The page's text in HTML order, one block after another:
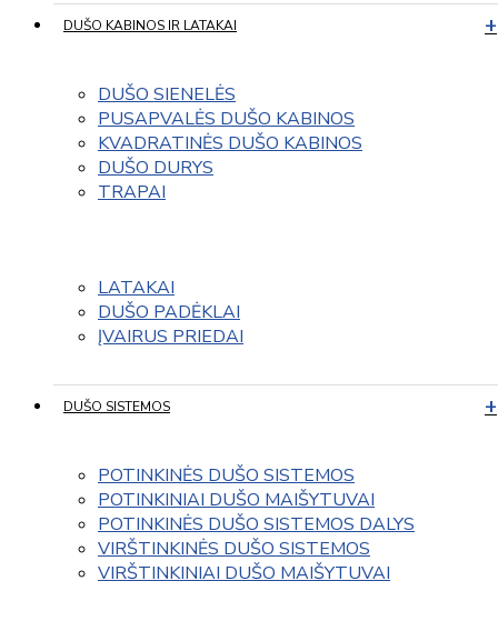
DUŠO KABINOS IR LATAKAI
DUŠO SIENELĖS
PUSAPVALĖS DUŠO KABINOS
KVADRATINĖS DUŠO KABINOS
DUŠO DURYS
TRAPAI
LATAKAI
DUŠO PADĖKLAI
ĮVAIRUS PRIEDAI
DUŠO SISTEMOS
POTINKINĖS DUŠO SISTEMOS
POTINKINIAI DUŠO MAIŠYTUVAI
POTINKINĖS DUŠO SISTEMOS DALYS
VIRŠTINKINĖS DUŠO SISTEMOS
VIRŠTINKINIAI DUŠO MAIŠYTUVAI